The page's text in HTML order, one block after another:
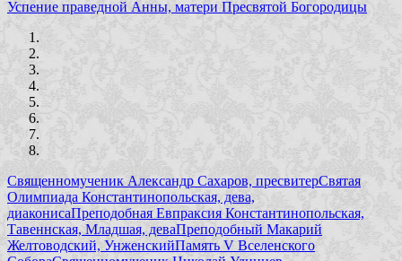
Успение праведной Анны, матери Пресвятой Богородицы
Священномученик Александр Сахаров, пресвитерСвятая
Олимпиада Константинопольская, дева,
диаконисаПреподобная Евпраксия Константинопольская,
Тавеннская, Младшая, деваПреподобный Макарий
Желтоводский, УнженскийПамять V Вселенского